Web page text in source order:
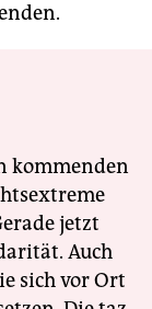
kommenden
jetzt
Auch
sich vor Ort